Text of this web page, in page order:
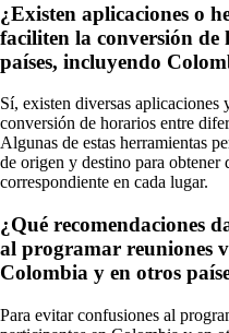
¿Existen aplicaciones o
faciliten la conversión de
países, incluyendo
Sí, existen diversas aplicaciones
conversión de horarios entre
Algunas de estas herramientas
de origen y destino para obtener
correspondiente en cada lugar.
¿Qué recomendaciones
al programar reuniones
Colombia y en otros
Para evitar confusiones al